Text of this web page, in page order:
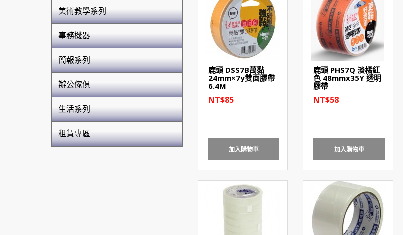
美術教學系列
事務機器
簡報系列
辦公傢俱
生活系列
租賃專區
鹿頭 DSS7B萬黏
24mm×7y雙面膠帶
6.4M
NT$85
加入購物車
鹿頭 PHS7Q 淡橘紅
色 48mmx35Y 透明
膠帶
NT$58
加入購物車